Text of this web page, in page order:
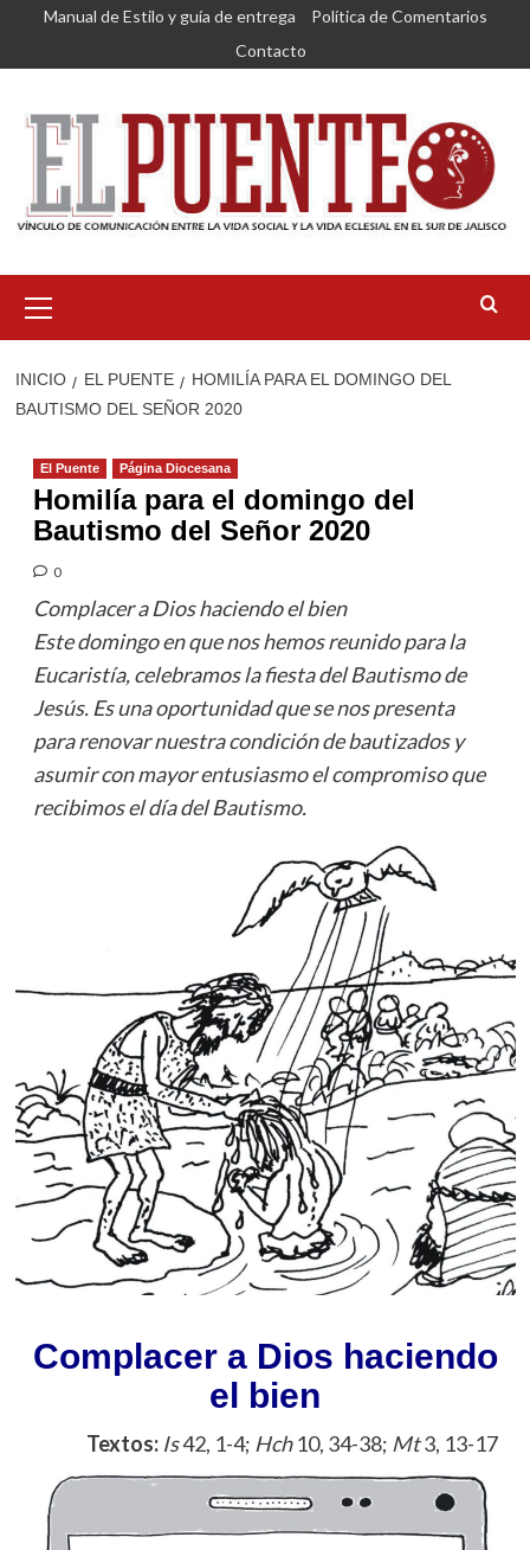
Saltar
contenido
Manual de Estilo y guía de entrega
Política de Comentarios
Contacto
primario
INICIO EL PUENTE
HOMILÍA PARA EL DOMINGO DEL
BAUTISMO DEL SEÑOR 2020
El Puente Página Diocesana
Homilía para el domingo del
Bautismo del Señor 2020
0
Complacer a Dios haciendo el bien
Este domingo en que nos hemos reunido para la
Eucaristía, celebramos la fiesta del Bautismo de
Jesús. Es una oportunidad que se nos presenta
para renovar nuestra condición de bautizados y
asumir con mayor entusiasmo el compromiso que
recibimos el día del Bautismo.
Complacer a Dios haciendo
el bien
Textos: Is42, 1-4; Hch10, 34-38; Mt3, 13-17